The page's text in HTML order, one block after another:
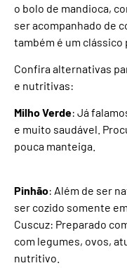
o bolo de mandioca,
ser acompanhado de
também é um clássico
Confira alternativas
e nutritivas:
Milho Verde: Já
e muito saudável.
pouca manteiga.
Pinhão: Além de ser
ser cozido somente
Cuscuz: Preparado
com legumes, ovos,
nutritivo.